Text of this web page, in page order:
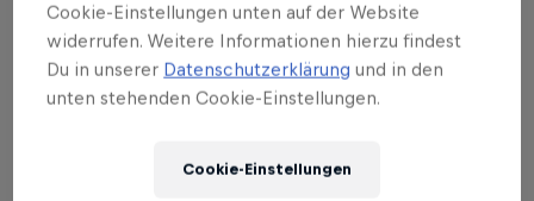
Cookie-Einstellungen unten auf der Website
widerrufen. Weitere Informationen hierzu findest
Du in unserer Datenschutzerklärung und in den
unten stehenden Cookie-Einstellungen.
Cookie-Einstellungen